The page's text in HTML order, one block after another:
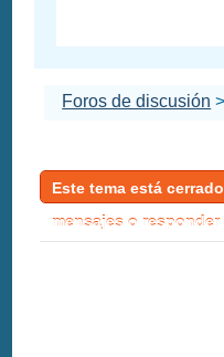
Foros de discusión >
Este tema está
mensajes o responder